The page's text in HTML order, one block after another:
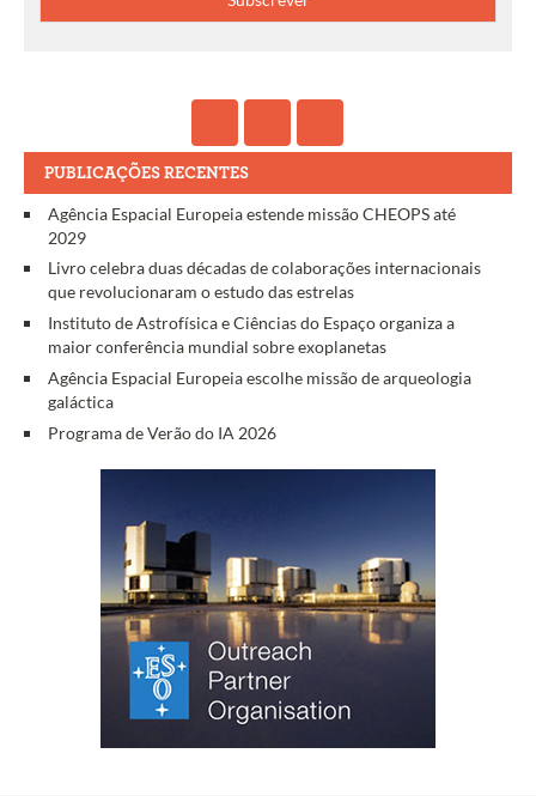
PUBLICAÇÕES RECENTES
Agência Espacial Europeia estende missão CHEOPS até
2029
Livro celebra duas décadas de colaborações internacionais
que revolucionaram o estudo das estrelas
Instituto de Astrofísica e Ciências do Espaço organiza a
maior conferência mundial sobre exoplanetas
Agência Espacial Europeia escolhe missão de arqueologia
galáctica
Programa de Verão do IA 2026